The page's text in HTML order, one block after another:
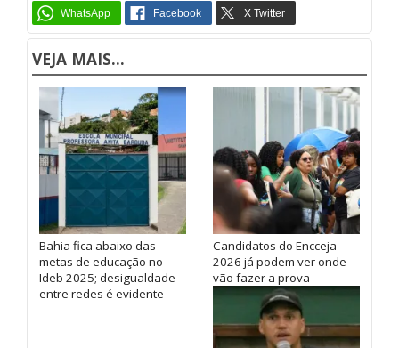
VEJA MAIS...
Bahia fica abaixo das
metas de educação no
Ideb 2025; desigualdade
entre redes é evidente
Candidatos do Encceja
2026 já podem ver onde
vão fazer a prova